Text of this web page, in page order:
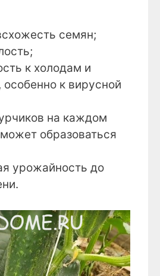
семян;
к холодам и
особенно к вирусной
на каждом
образоваться
урожайность до